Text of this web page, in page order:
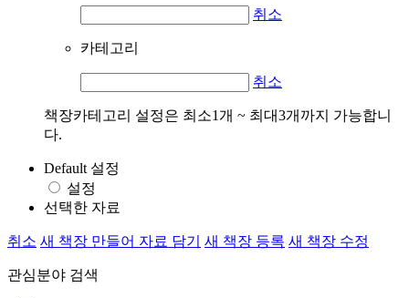
취소
카테고리
취소
책장카테고리 설정은 최소1개 ~ 최대3개까지 가능합니
다.
Default 설정
설정
선택한 자료
취소 새 책장 만들어 자료 담기 새 책장 등록 새 책장 수정
관심분야 검색